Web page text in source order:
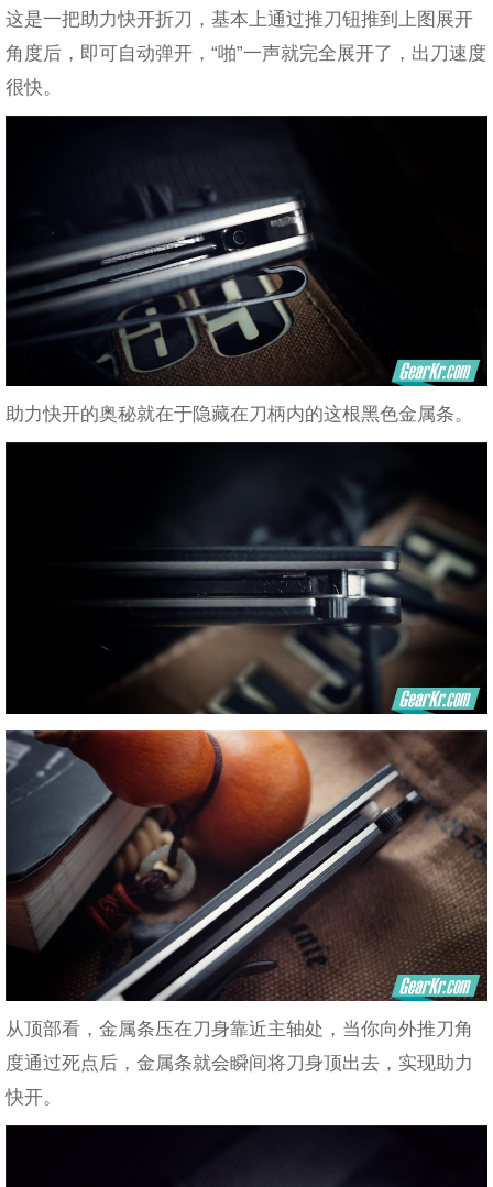
这是一把助力快开折刀，基本上通过推刀钮推到上图展开
角度后，即可自动弹开，“啪”一声就完全展开了，出刀速度
很快。
助力快开的奥秘就在于隐藏在刀柄内的这根黑色金属条。
从顶部看，金属条压在刀身靠近主轴处，当你向外推刀角
度通过死点后，金属条就会瞬间将刀身顶出去，实现助力
快开。